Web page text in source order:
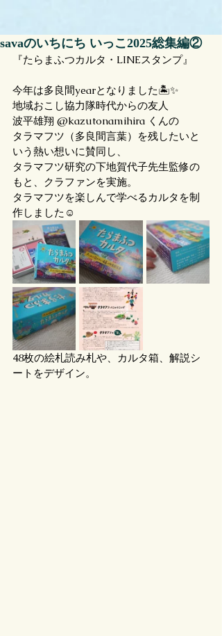
savaのいちにち いっこ2025総集編②
『たらまふつカルタ・LINEスタンプ』
今年は多良間yearとなりました🏝️✨
地域おこし協力隊時代からの友人
波平雄翔 @kazutonamihira くんの
タラマフツ（多良間言葉）を残したいと
いう熱い想いに賛同し、
タラマフツ研究の下地賀代子先生監修の
もと、クラファンを実施。
タラマフツを楽しんで学べるカルタを制
作しました☺️
48枚の絵札読み札や、カルタ箱、解説シ
ートをデザイン。